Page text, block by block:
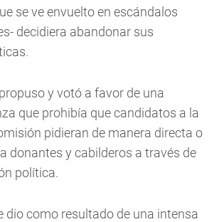
se ve envuelto en escándalos
decidiera abandonar sus
y votó a favor de una
que prohibía que candidatos a la
pidieran de manera directa o
donantes y cabilderos a través de
política.
dio como resultado de una intensa